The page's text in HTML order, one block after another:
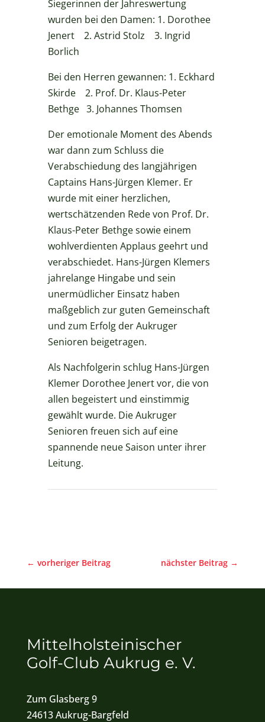
Siegerinnen der Jahreswertung
wurden bei den Damen: 1. Dorothee
Jenert 2. Astrid Stolz 3. Ingrid
Borlich
Bei den Herren gewannen: 1. Eckhard
Skirde 2. Prof. Dr. Klaus-Peter
Bethge 3. Johannes Thomsen
Der emotionale Moment des Abends
war dann zum Schluss die
Verabschiedung des langjährigen
Captains Hans-Jürgen Klemer. Er
wurde mit einer herzlichen,
wertschätzenden Rede von Prof. Dr.
Klaus-Peter Bethge sowie einem
wohlverdienten Applaus geehrt und
verabschiedet. Hans-Jürgen Klemers
jahrelange Hingabe und sein
unermüdlicher Einsatz haben
maßgeblich zur guten Gemeinschaft
und zum Erfolg der Aukruger
Senioren beigetragen.
Als Nachfolgerin schlug Hans-Jürgen
Klemer Dorothee Jenert vor, die von
allen begeistert und einstimmig
gewählt wurde. Die Aukruger
Senioren freuen sich auf eine
spannende neue Saison unter ihrer
Leitung.
← vorheriger Beitrag nächster Beitrag →
Mittelholsteinischer
Golf-Club Aukrug e. V.
Zum Glasberg 9
24613 Aukrug-Bargfeld